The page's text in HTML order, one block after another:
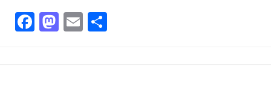
Facebook
Mastodon
Email